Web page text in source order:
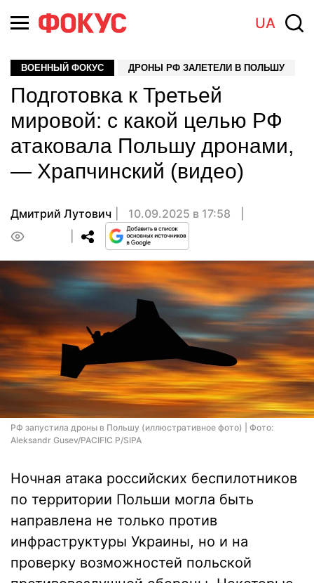
UA
ВОЕННЫЙ ФОКУС ДРОНЫ РФ ЗАЛЕТЕЛИ В ПОЛЬШУ
Подготовка к Третьей
мировой: с какой целью РФ
атаковала Польшу дронами,
— Храпчинский (видео)
Дмитрий Лутович
10.09.2025 в 17:58
РФ запустила дроны в Польшу (иллюстративное фото) | Фото:
Aleksandr Gusev/PACIFIC P/SIPA
Ночная атака российских беспилотников
по территории Польши могла быть
направлена не только против
инфраструктуры Украины, но и на
проверку возможностей польской